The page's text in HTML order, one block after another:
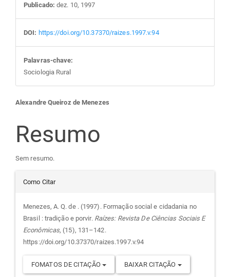
Publicado: dez. 10, 1997
DOI: https://doi.org/10.37370/raizes.1997.v.94
Palavras-chave:
Sociologia Rural
Conteúdo
do
artigo
principal
Alexandre Queiroz de Menezes
Resumo
Sem resumo.
Detalhes
do
artigo
Como Citar
Menezes, A. Q. de . (1997). Formação social e cidadania no
Brasil : tradição e porvir. Raízes: Revista De Ciências Sociais E
Econômicas, (15), 131–142.
https://doi.org/10.37370/raizes.1997.v.94
FOMATOS DE CITAÇÃO BAIXAR CITAÇÃO